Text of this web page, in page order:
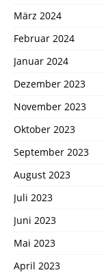
März 2024
Februar 2024
Januar 2024
Dezember 2023
November 2023
Oktober 2023
September 2023
August 2023
Juli 2023
Juni 2023
Mai 2023
April 2023